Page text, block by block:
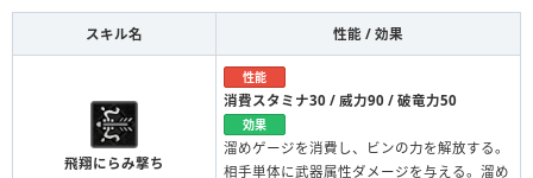
スキル名 性能 / 効果
飛翔にらみ撃ち
性能
消費スタミナ30 / 威力90 / 破竜力50
効果
溜めゲージを消費し、ビンの力を解放する。
相手単体に武器属性ダメージを与える。溜め